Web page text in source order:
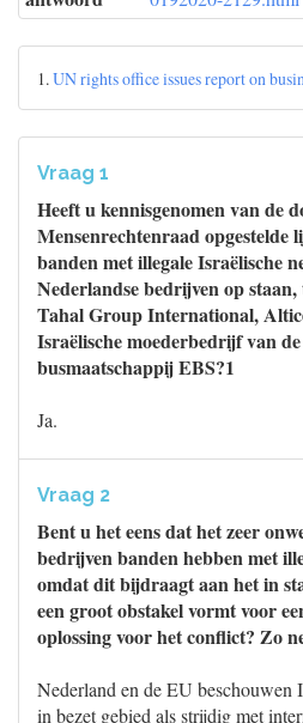
1.UN rights office issues report on
Vraag 1
Heeft u kennisgenomen van de
Mensenrechtenraad opgestelde
banden met illegale Israëlische
Nederlandse bedrijven op
Tahal Group International,
Israëlische moederbedrijf van
busmaatschappij EBS?1
Ja.
Vraag 2
Bent u het eens dat het zeer
bedrijven banden hebben met
omdat dit bijdraagt aan het in
een groot obstakel vormt voor
oplossing voor het conflict? Zo
Nederland en de EU beschouwen
in bezet gebied als strijdig met